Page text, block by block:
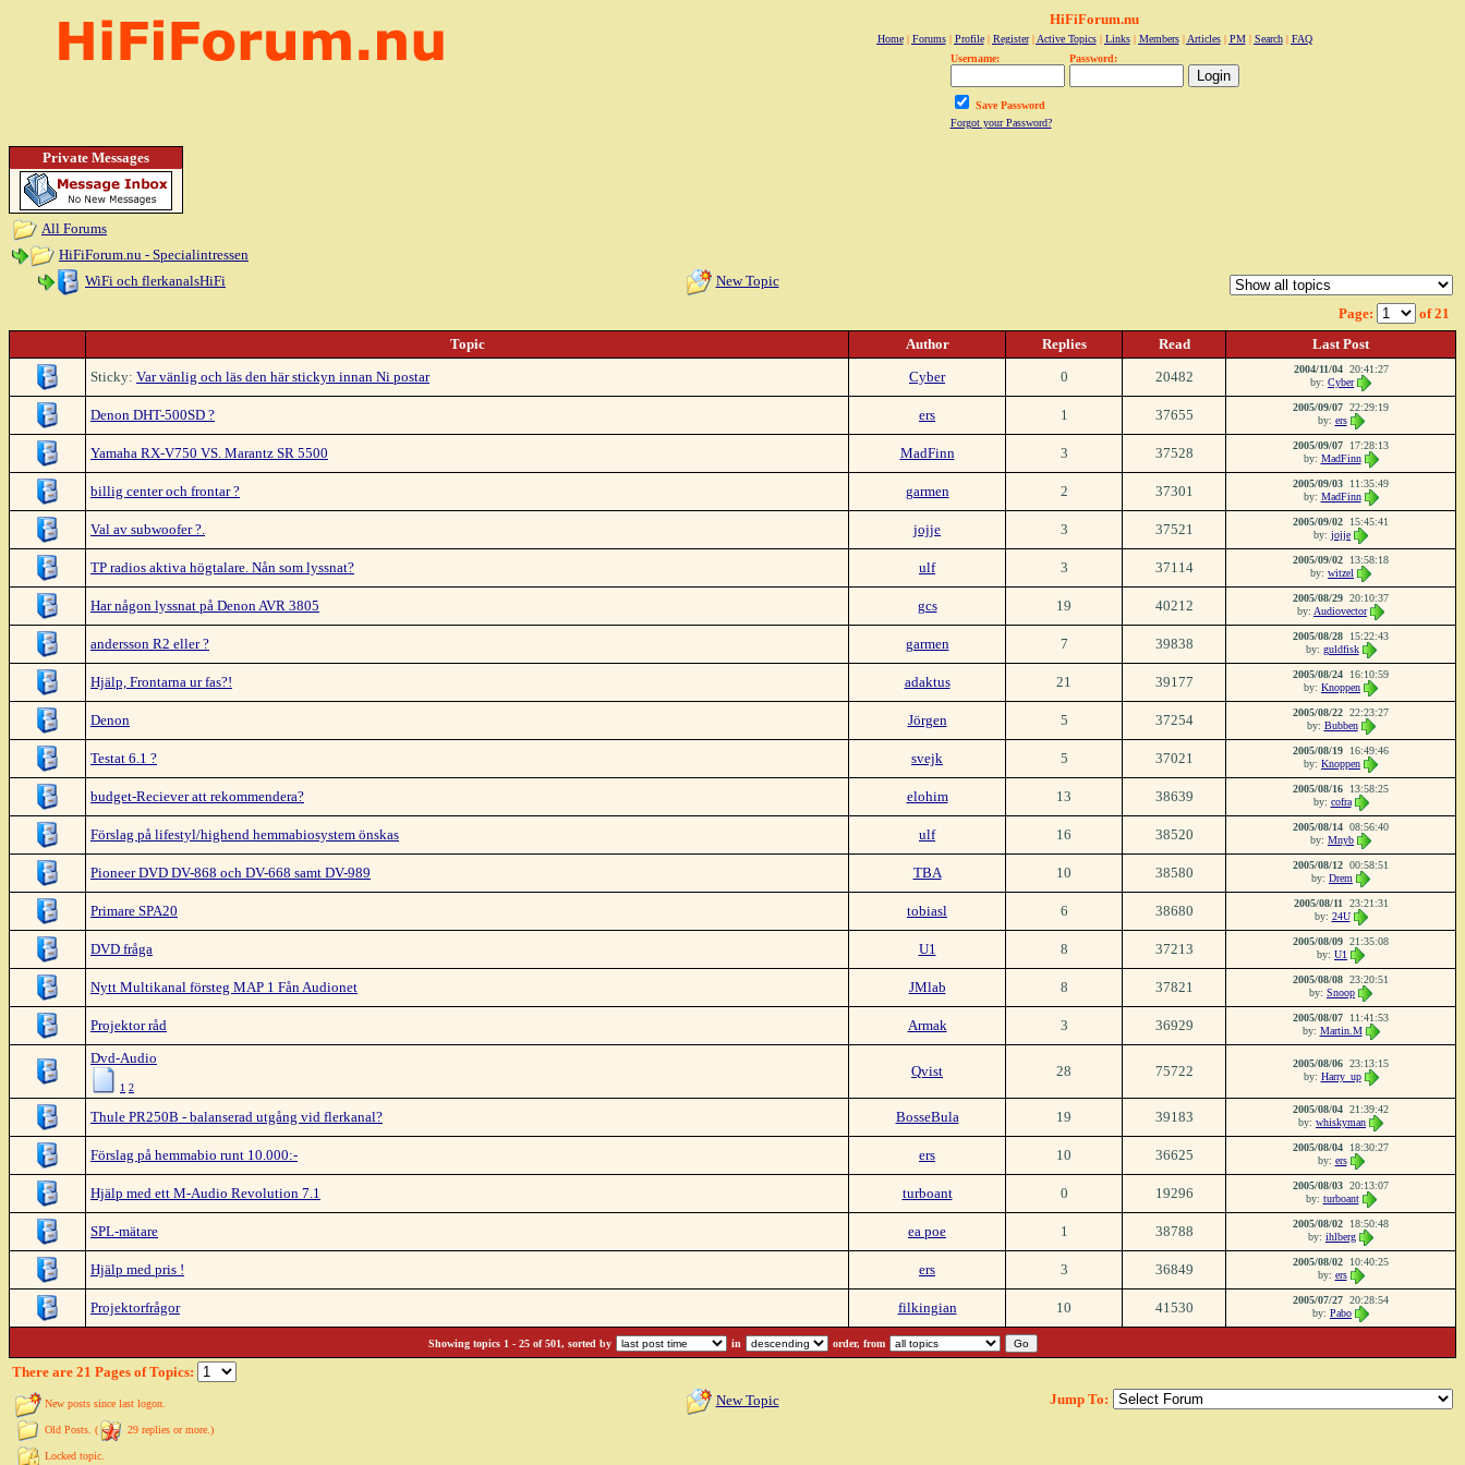
HiFiForum.nu
Home| Forums| Profile| Register| Active Topics| Links| Members| Articles| PM| Search| FAQ
Username:
Password:
Save Password
Forgot your Password?
Private Messages
All Forums
HiFiForum.nu - Specialintressen
WiFi och flerkanalsHiFi
New Topic
Page:
of 21
Topic
Author Replies Read
Last Post
Sticky: Var vänlig och läs den här stickyn innan Ni postar Cyber 0 20482 2004/11/0420:41:27
by: Cyber
Denon DHT-500SD ? ers 1 37655 2005/09/07 22:29:19
by: ers
Yamaha RX-V750 VS. Marantz SR 5500 MadFinn 3 37528 2005/09/07 17:28:13
by: MadFinn
billig center och frontar ? garmen 2 37301 2005/09/03 11:35:49
by: MadFinn
Val av subwoofer ?. jojje 3 37521 2005/09/02 15:45:41
by: jojje
TP radios aktiva högtalare. Nån som lyssnat? ulf 3 37114 2005/09/02 13:58:18
by: witzel
Har någon lyssnat på Denon AVR 3805 gcs 19 40212 2005/08/29 20:10:37
by: Audiovector
andersson R2 eller ? garmen 7 39838 2005/08/28 15:22:43
by: guldfisk
Hjälp, Frontarna ur fas?! adaktus 21 39177 2005/08/24 16:10:59
by: Knoppen
Denon Jörgen 5 37254 2005/08/22 22:23:27
by: Bubben
Testat 6.1 ? svejk 5 37021 2005/08/19 16:49:46
by: Knoppen
budget-Reciever att rekommendera? elohim 13 38639 2005/08/16 13:58:25
by: cofra
Förslag på lifestyl/highend hemmabiosystem önskas ulf 16 38520 2005/08/14 08:56:40
by: Mnyb
Pioneer DVD DV-868 och DV-668 samt DV-989 TBA 10 38580 2005/08/12 00:58:51
by: Drem
Primare SPA20 tobiasl 6 38680 2005/08/11 23:21:31
by: 24U
DVD fråga U1 8 37213 2005/08/09 21:35:08
by: U1
Nytt Multikanal försteg MAP 1 Fån Audionet JMlab 8 37821 2005/08/08 23:20:51
by: Snoop
Projektor råd Armak 3 36929 2005/08/07 11:41:53
by: Martin.M
Dvd-Audio
1 2
Qvist 28 75722 2005/08/06 23:13:15
by: Harry_up
Thule PR250B - balanserad utgång vid flerkanal? BosseBula 19 39183 2005/08/04 21:39:42
by: whiskyman
Förslag på hemmabio runt 10.000:- ers 10 36625 2005/08/04 18:30:27
by: ers
Hjälp med ett M-Audio Revolution 7.1 turboant 0 19296 2005/08/03 20:13:07
by: turboant
SPL-mätare ea poe 1 38788 2005/08/02 18:50:48
by: ihlberg
Hjälp med pris ! ers 3 36849 2005/08/02 10:40:25
by: ers
Projektorfrågor filkingian 10 41530 2005/07/27 20:28:54
by: Pabo
Showing topics 1 - 25 of 501, sorted by in order, from
There are 21 Pages of Topics:
New posts since last logon.
Old Posts. ( 29 replies or more.)
Locked topic.
New Topic Jump To: